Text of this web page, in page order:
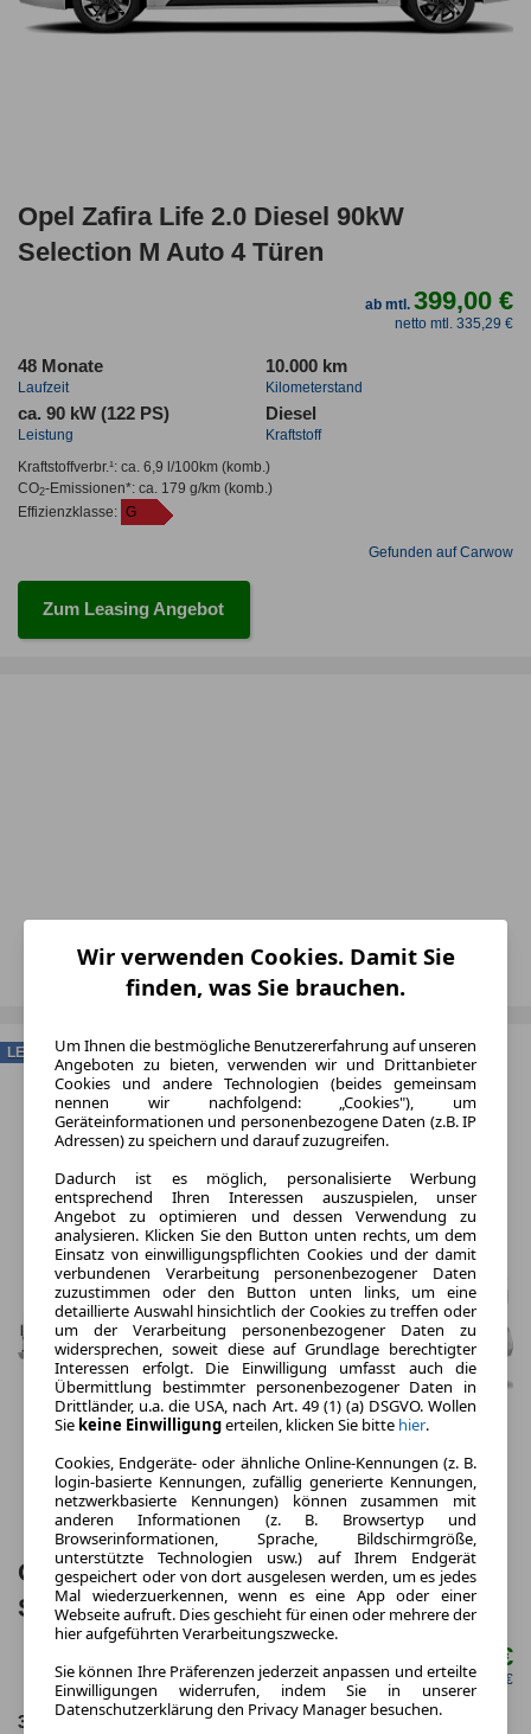
Opel Zafira Life 2.0 Diesel 90kW
Selection M Auto 4 Türen
ab mtl.399,00 €
netto mtl. 335,29 €
48 Monate
Laufzeit
10.000 km
Kilometerstand
ca. 90 kW (122 PS)
Leistung
Diesel
Kraftstoff
Kraftstoffverbr.¹: ca. 6,9 l/100km(komb.)
CO2-Emissionen*: ca. 179 g/km(komb.)
Effizienzklasse: G
Gefunden auf Carwow
Zum Leasing Angebot
Opel Zafira Life 2.0 Diesel 90kW
Selection M Auto 4 Türen
449,00 €
netto mtl. 377,31 €
36 Monate 10.000 km
LEASING
Wir verwenden Cookies. Damit Sie
finden, was Sie brauchen.
Um Ihnen die bestmögliche Benutzererfahrung auf unseren
Angeboten zu bieten, verwenden wir und Drittanbieter
Cookies und andere Technologien (beides gemeinsam
nennen wir nachfolgend: „Cookies"), um
Geräteinformationen und personenbezogene Daten (z.B. IP
Adressen) zu speichern und darauf zuzugreifen.
Dadurch ist es möglich, personalisierte Werbung
entsprechend Ihren Interessen auszuspielen, unser
Angebot zu optimieren und dessen Verwendung zu
analysieren. Klicken Sie den Button unten rechts, um dem
Einsatz von einwilligungspflichten Cookies und der damit
verbundenen Verarbeitung personenbezogener Daten
zuzustimmen oder den Button unten links, um eine
detaillierte Auswahl hinsichtlich der Cookies zu treffen oder
um der Verarbeitung personenbezogener Daten zu
widersprechen, soweit diese auf Grundlage berechtigter
Interessen erfolgt. Die Einwilligung umfasst auch die
Übermittlung bestimmter personenbezogener Daten in
Drittländer, u.a. die USA, nach Art. 49 (1) (a) DSGVO. Wollen
Sie keine Einwilligungerteilen, klicken Sie bitte hier.
Cookies, Endgeräte- oder ähnliche Online-Kennungen (z. B.
login-basierte Kennungen, zufällig generierte Kennungen,
netzwerkbasierte Kennungen) können zusammen mit
anderen Informationen (z. B. Browsertyp und
Browserinformationen, Sprache, Bildschirmgröße,
unterstützte Technologien usw.) auf Ihrem Endgerät
gespeichert oder von dort ausgelesen werden, um es jedes
Mal wiederzuerkennen, wenn es eine App oder einer
Webseite aufruft. Dies geschieht für einen oder mehrere der
hier aufgeführten Verarbeitungszwecke.
Sie können Ihre Präferenzen jederzeit anpassen und erteilte
Einwilligungen widerrufen, indem Sie in unserer
Datenschutzerklärung den Privacy Manager besuchen.